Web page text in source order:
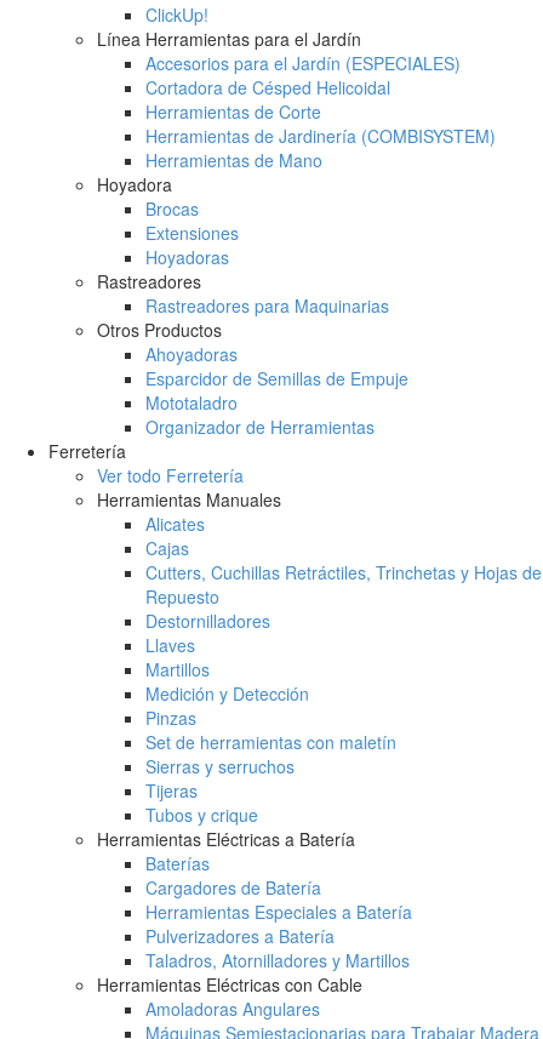
ClickUp!
Línea Herramientas para el Jardín
Accesorios para el Jardín (ESPECIALES)
Cortadora de Césped Helicoidal
Herramientas de Corte
Herramientas de Jardinería (COMBISYSTEM)
Herramientas de Mano
Hoyadora
Brocas
Extensiones
Hoyadoras
Rastreadores
Rastreadores para Maquinarias
Otros Productos
Ahoyadoras
Esparcidor de Semillas de Empuje
Mototaladro
Organizador de Herramientas
Ferretería
Ver todo Ferretería
Herramientas Manuales
Alicates
Cajas
Cutters, Cuchillas Retráctiles, Trinchetas y Hojas de
Repuesto
Destornilladores
Llaves
Martillos
Medición y Detección
Pinzas
Set de herramientas con maletín
Sierras y serruchos
Tijeras
Tubos y crique
Herramientas Eléctricas a Batería
Baterías
Cargadores de Batería
Herramientas Especiales a Batería
Pulverizadores a Batería
Taladros, Atornilladores y Martillos
Herramientas Eléctricas con Cable
Amoladoras Angulares
Máquinas Semiestacionarias para Trabajar Madera